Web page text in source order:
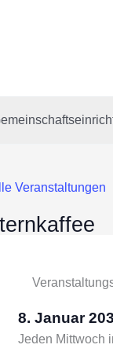
Veranstaltungen
8. Januar
Jeden Mittwoch